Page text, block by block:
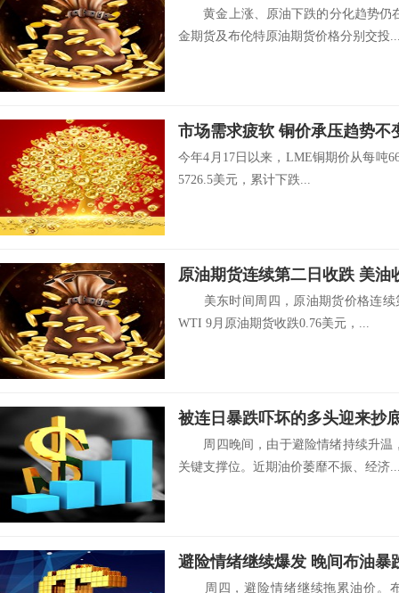
黄金上涨、原油下跌的分化趋势仍
金期货及布伦特原油期货价格分别交投
市场需求疲软 铜价承压趋势不
今年4月17日以来，LME铜期价从每吨
5726.5美元，累计下跌...
原油期货连续第二日收跌 美油
美东时间周四，原油期货价格连续
WTI 9月原油期货收跌0.76美元，...
周四晚间，由于避险情绪持续升温
关键支撑位。近期油价萎靡不振、经济
避险情绪继续爆发 晚间布油暴
周四，避险情绪继续拖累油价。